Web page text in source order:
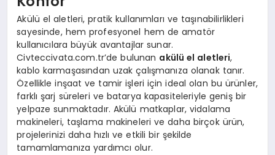
Akülü el aletleri, pratik kullanımları ve taşınabilirlikleri
sayesinde, hem profesyonel hem de amatör
kullanıcılara büyük avantajlar sunar.
Civteccivata.com.tr’de bulunan akülü el aletleri,
kablo karmaşasından uzak çalışmanıza olanak tanır.
Özellikle inşaat ve tamir işleri için ideal olan bu ürünler,
farklı şarj süreleri ve batarya kapasiteleriyle geniş bir
yelpaze sunmaktadır. Akülü matkaplar, vidalama
makineleri, taşlama makineleri ve daha birçok ürün,
projelerinizi daha hızlı ve etkili bir şekilde
tamamlamanıza yardımcı olur.